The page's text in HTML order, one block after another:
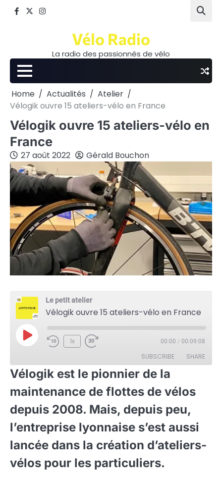
Facebook
TwitterInstagram
Vélo Radio
La radio des passionnés de vélo
Home Actualités
Atelier
Vélogik ouvre 15 ateliers-vélo en France
Vélogik ouvre 15 ateliers-vélo en
France
27 août 2022 Gérald Bouchon
Le petit atelier
Vélogik ouvre 15 ateliers-vélo en France
Play
1x 00:00 / 00:09:08
SUBSCRIBE SHARE
RSS FEED
SHARE
LINK
EMBED
Vélogik est le pionnier de la
maintenance de flottes de vélos
depuis 2008. Mais, depuis peu,
l’entreprise lyonnaise s’est aussi
lancée dans la création d’ateliers-
vélos pour les particuliers.